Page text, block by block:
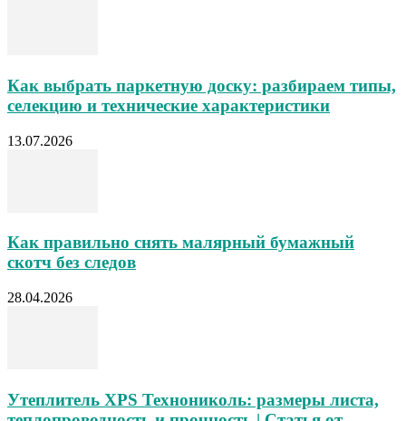
Как выбрать паркетную доску: разбираем типы,
селекцию и технические характеристики
13.07.2026
Как правильно снять малярный бумажный
скотч без следов
28.04.2026
Утеплитель XPS Технониколь: размеры листа,